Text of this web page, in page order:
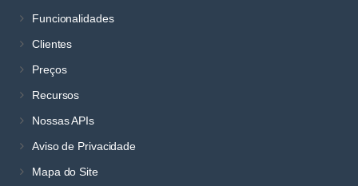
Funcionalidades
Clientes
Preços
Recursos
Nossas APIs
Aviso de Privacidade
Mapa do Site